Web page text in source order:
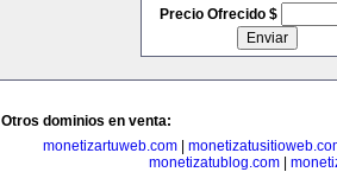
Precio Ofrecido $
Otros dominios en venta:
monetizartuweb.com|
monetizatublog.com|